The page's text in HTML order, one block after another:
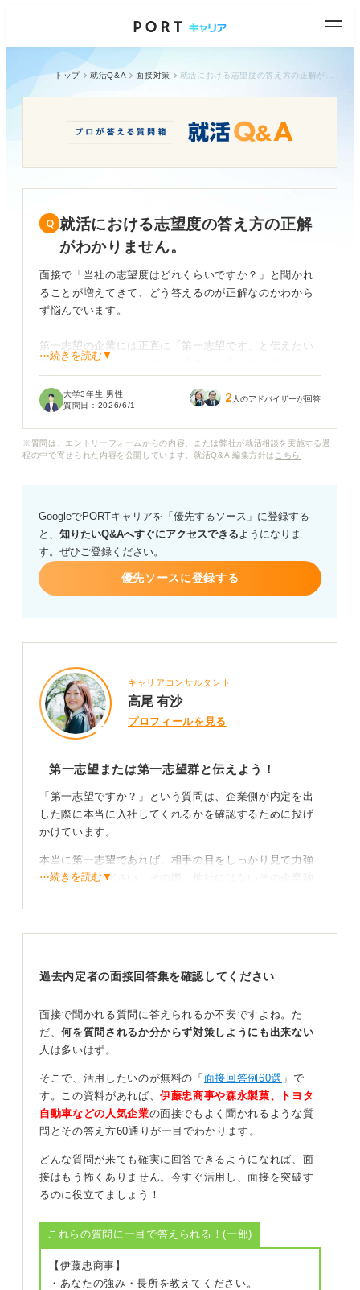
トップ 就活Q&A 面接対策
就活における志望度の答え方の正解
がわかりません。
面接で「当社の志望度はどれくらいですか？」と聞かれ
ることが増えてきて、どう答えるのが正解なのかわから
ず悩んでいます。
第一志望の企業には正直に「第一志望です」と伝えたい
気持ちがありますが、他社の選考中に聞かれた場合、
いします。
⋯続きを読む▼
大学3年生 男性
質問日： 2026/6/1 2 人のアドバイザーが回答
※質問は、エントリーフォームからの内容、または弊社が就活相談を実施する過
程の中で寄せられた内容を公開しています。就活Q&A 編集方針は こちら
GoogleでPORTキャリアを「優先するソース」に登録する
と、 知りたいQ&Aへすぐにアクセスできるようになりま
す。ぜひご登録ください。
優先ソースに登録する
キャリアコンサルタント
高尾 有沙
プロフィールを見る
第一志望または第一志望群と伝えよう！
「第一志望ですか？」という質問は、企業側が内定を出
した際に本当に入社してくれるかを確認するために投げ
かけています。
本当に第一志望であれば、相手の目をしっかり見て力強
く断言してください。その際、他社にはないその企業独
舞いです。これは誠実さと熱意を両立させるための賢明
な対応だといえます。
選考突破が第一段階！ 建前と割り切って答えよう
たとえば「御社は私の就活において、最も志望度が高い
企業群の一つです」という表現なら嘘にはなりません。
第一志望かとはっきり問われたら「はい、第一志望と考
えております」と答え、その企業の魅力について熱意を
持って語りましょう。これは、入社への意欲を示すため
内定を複数得た時点で、自分の人生をかけてどこに進む
べきかを真剣に悩めば良いのです。まずは目の前の選考
を最大限の熱意で突破することに全力を注ぎましょう。
⋯続きを読む▼
過去内定者の面接回答集を確認してください
面接で聞かれる質問に答えられるか不安ですよね。た
だ、何を質問されるか分からず対策しようにも出来ない
人は多いはず。
そこで、活用したいのが無料の「 面接回答例60選 」で
す。この資料があれば、伊藤忠商事や森永製菓、トヨタ
自動車などの人気企業の面接でもよく聞かれるような質
問とその答え方60通りが一目でわかります。
どんな質問が来ても確実に回答できるようになれば、面
接はもう怖くありません。今すぐ活用し、面接を突破す
るのに役立てましょう！
これらの質問に一目で答えられる！(一部)
【伊藤忠商事】
・あなたの強み・長所を教えてください。